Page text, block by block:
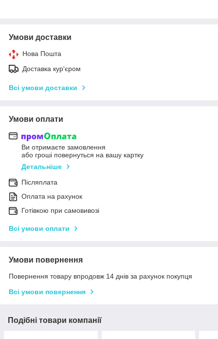
Умови доставки
Нова Пошта
Доставка кур'єром
Всі умови доставки
Умови оплати
Ви отримаєте замовлення
або гроші повернуться на вашу картку
Детальніше
Післяплата
Оплата на рахунок
Готівкою при самовивозі
Всі умови оплати
Умови повернення
Повернення товару впродовж 14 днів за рахунок покупця
Всі умови повернення
Подібні товари компанії